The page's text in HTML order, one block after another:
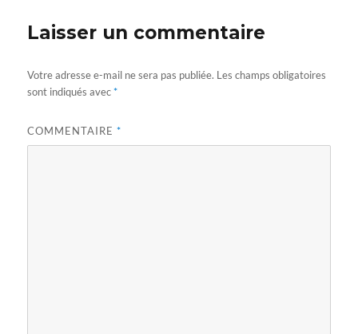
Laisser un commentaire
Votre adresse e-mail ne sera pas publiée. Les champs obligatoires
sont indiqués avec*
COMMENTAIRE*